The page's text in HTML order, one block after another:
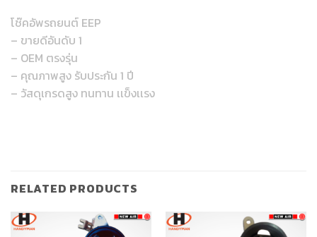
โช๊คอัพรถยนต์ EEP
– ขายดีอันดับ 1
– OEM ตรงรุ่น
– คุณภาพสูง รับประกัน 1 ปี
– วัสดุเกรดสูง ทนทาน เเข็งเเรง
RELATED PRODUCTS